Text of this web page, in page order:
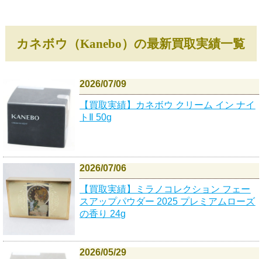
カネボウ（Kanebo）の最新買取実績一覧
2026/07/09
【買取実績】カネボウ クリーム イン ナイ
トⅡ 50g
2026/07/06
【買取実績】ミラノコレクション フェー
スアップパウダー 2025 プレミアムローズ
の香り 24g
2026/05/29